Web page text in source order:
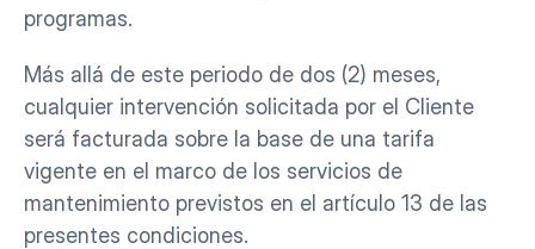
programas.
Más allá de este periodo de dos (2) meses,
cualquier intervención solicitada por el Cliente
será facturada sobre la base de una tarifa
vigente en el marco de los servicios de
mantenimiento previstos en el artículo 13 de las
presentes condiciones.